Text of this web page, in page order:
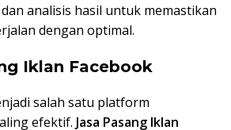
analisis hasil untuk memastikan
dengan optimal.
Iklan Facebook
salah satu platform
efektif. Jasa Pasang Iklan